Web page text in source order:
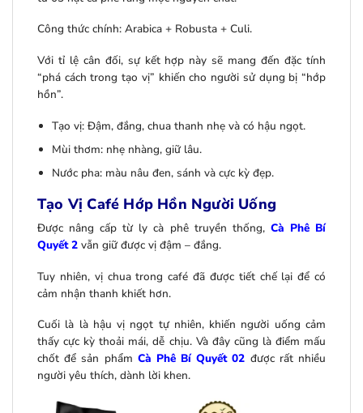
Công thức chính: Arabica + Robusta + Culi.
Với tỉ lệ cân đối, sự kết hợp này sẽ mang đến đặc tính
“phá cách trong tạo vị” khiến cho người sử dụng bị “hớp
hồn”.
Tạo vị: Đậm, đắng, chua thanh nhẹ và có hậu ngọt.
Mùi thơm: nhẹ nhàng, giữ lâu.
Nước pha: màu nâu đen, sánh và cực kỳ đẹp.
Tạo Vị Café Hớp Hồn Người Uống
Được nâng cấp từ ly cà phê truyền thống, Cà Phê Bí
Quyết 2 vẫn giữ được vị đậm – đắng.
Tuy nhiên, vị chua trong café đã được tiết chế lại để có
cảm nhận thanh khiết hơn.
Cuối là là hậu vị ngọt tự nhiên, khiến người uống cảm
thấy cực kỳ thoải mái, dễ chịu. Và đây cũng là điểm mấu
chốt để sản phẩm Cà Phê Bí Quyết 02 được rất nhiều
người yêu thích, dành lời khen.